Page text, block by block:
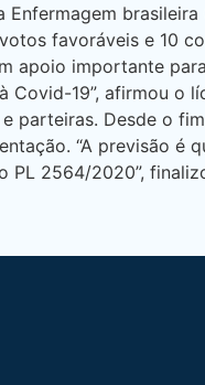
Enfermagem
favoráveis e 10
apoio importante
Covid-19”, afirmou o
e parteiras. Desde o
“A previsão é
PL 2564/2020”,